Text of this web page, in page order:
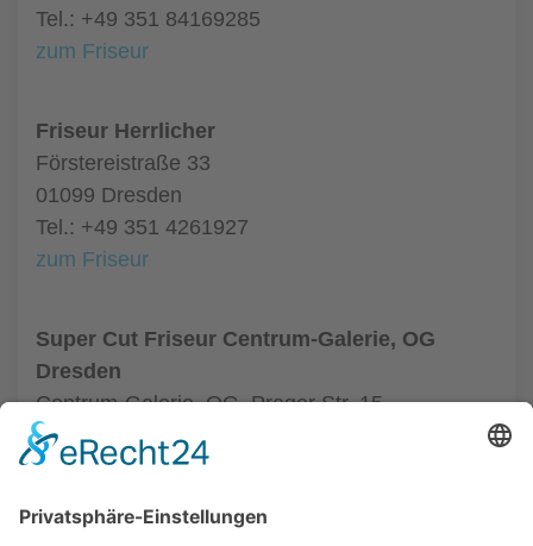
Tel.: +49 351 84169285
zum Friseur
Friseur Herrlicher
Förstereistraße 33
01099 Dresden
Tel.: +49 351 4261927
zum Friseur
Super Cut Friseur Centrum-Galerie, OG
Dresden
Centrum-Galerie, OG, Prager Str. 15
01069 Dresden
Tel.: +49 351 48437410